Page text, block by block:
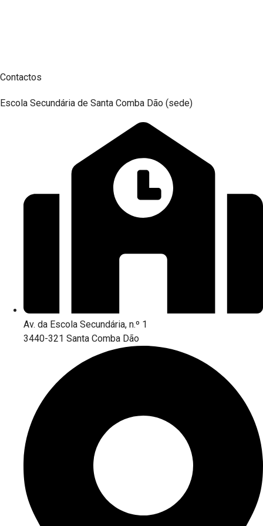
Contactos
Escola Secundária de Santa Comba Dão (sede)
Av. da Escola Secundária, n.º 1
3440-321 Santa Comba Dão